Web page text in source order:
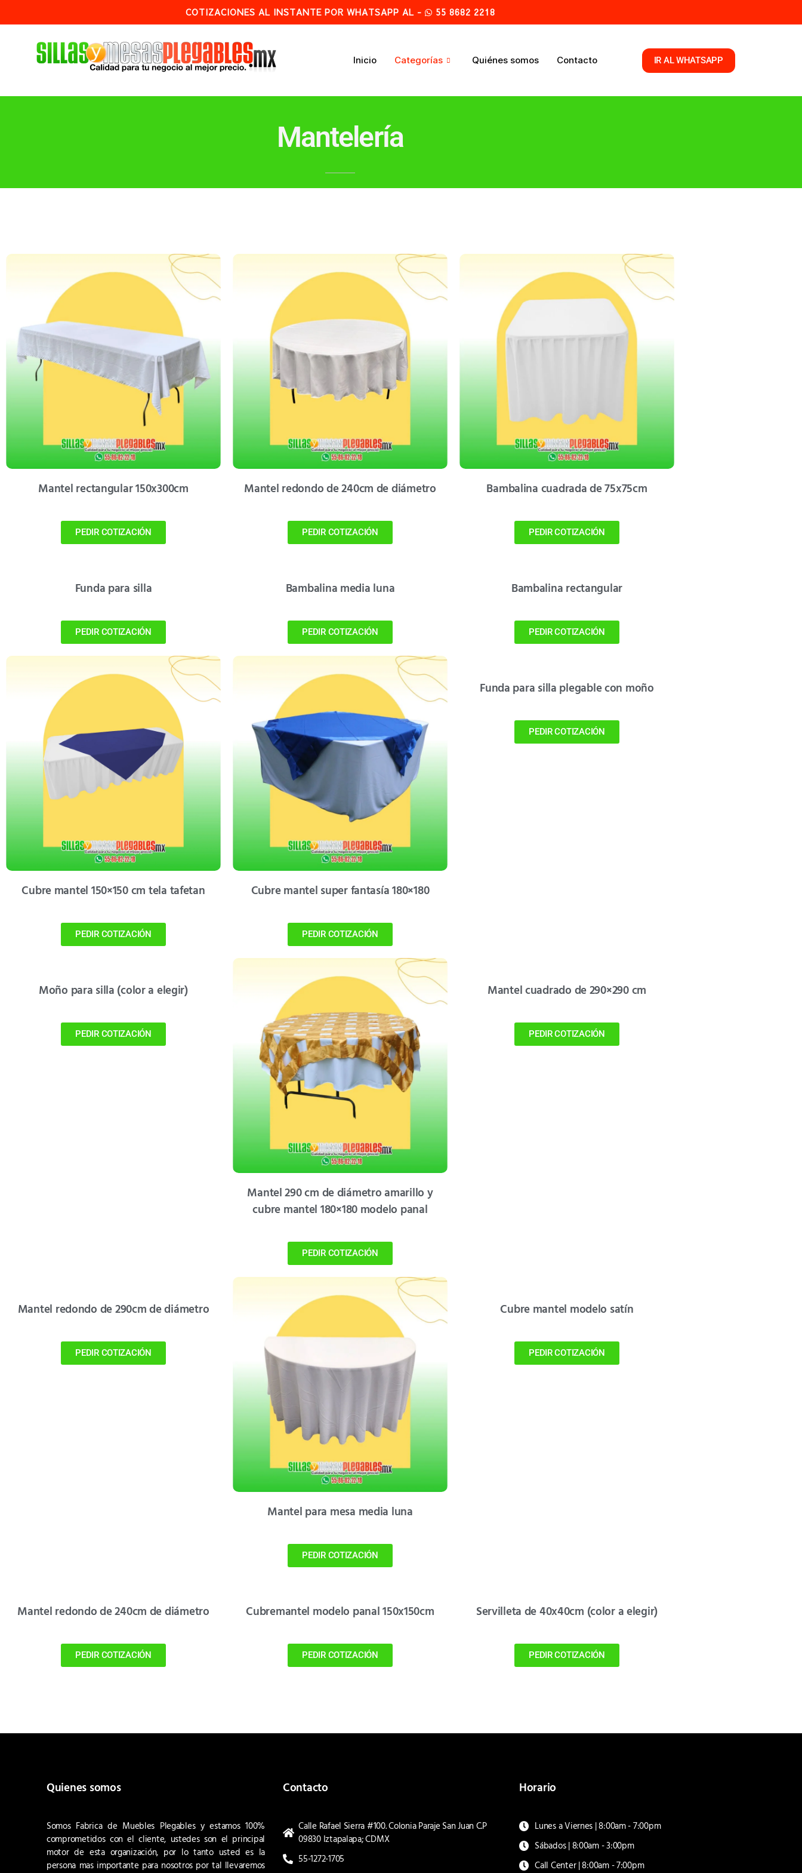
COTIZACIONES AL INSTANTE POR WHATSAPP AL - 55 8682 2218
Inicio Categorías Quiénes somos Contacto IR AL WHATSAPP
Mantelería
Mantel rectangular 150x300cm
PEDIR COTIZACIÓN
Mantel redondo de 240cm de diámetro
PEDIR COTIZACIÓN
Bambalina cuadrada de 75x75cm
PEDIR COTIZACIÓN
Funda para silla
PEDIR COTIZACIÓN
Bambalina media luna
PEDIR COTIZACIÓN
Bambalina rectangular
PEDIR COTIZACIÓN
Cubre mantel 150×150 cm tela tafetan
PEDIR COTIZACIÓN
Cubre mantel super fantasía 180×180
PEDIR COTIZACIÓN
Funda para silla plegable con moño
PEDIR COTIZACIÓN
Moño para silla (color a elegir)
PEDIR COTIZACIÓN
Mantel 290 cm de diámetro amarillo y
cubre mantel 180×180 modelo panal
PEDIR COTIZACIÓN
Mantel cuadrado de 290×290 cm
PEDIR COTIZACIÓN
Mantel redondo de 290cm de diámetro
PEDIR COTIZACIÓN
Mantel para mesa media luna
PEDIR COTIZACIÓN
Cubre mantel modelo satín
PEDIR COTIZACIÓN
Mantel redondo de 240cm de diámetro
PEDIR COTIZACIÓN
Cubremantel modelo panal 150x150cm
PEDIR COTIZACIÓN
Servilleta de 40x40cm (color a elegir)
PEDIR COTIZACIÓN
Quienes somos
Somos Fabrica de Muebles Plegables y estamos 100%
comprometidos con el cliente, ustedes son el principal
motor de esta organización, por lo tanto usted es la
persona mas importante para nosotros por tal llevaremos
Contacto
Calle Rafael Sierra #100. Colonia Paraje San Juan C.P
09830 Iztapalapa; CDMX
55-1272-1705
Horario
Lunes a Viernes | 8:00am - 7:00pm
Sábados | 8:00am - 3:00pm
Call Center | 8:00am - 7:00pm